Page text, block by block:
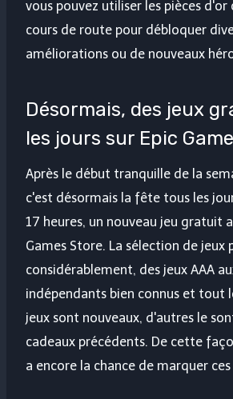
vous pouvez utiliser les pièces d'or
cours de route pour débloquer
améliorations ou de nouveaux
Désormais, des jeux
les jours sur Epic
Après le début tranquille de la
c'est désormais la fête tous les
17 heures, un nouveau jeu gratuit
Games Store. La sélection de jeux
considérablement, des jeux AAA
indépendants bien connus et tout
jeux sont nouveaux, d'autres le
cadeaux précédents. De cette
a encore la chance de marquer